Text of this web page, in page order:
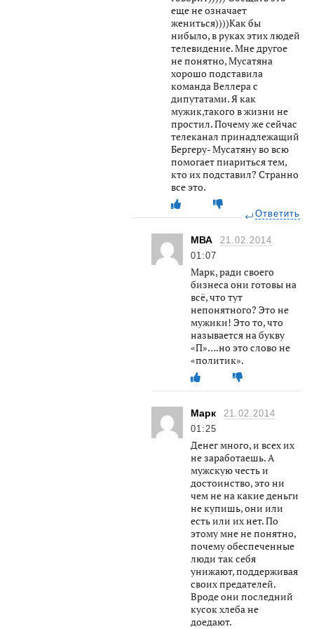
еще не означает
жениться))))Как бы
нибыло, в руках этих людей
телевидение. Мне другое
не понятно, Мусатяна
хорошо подставила
команда Веллера с
дипутатами. Я как
мужик,такого в жизни не
простил. Почему же сейчас
телеканал принадлежащий
Бергеру- Мусатяну во всю
помогает пиариться тем,
кто их подставил? Странно
все это.
Ответить
МВА
21.02.2014
01:07
Марк, ради своего
бизнеса они готовы на
всё, что тут
непонятного? Это не
мужики! Это то, что
называется на букву
«П»….но это слово не
«политик».
Марк
21.02.2014
01:25
Денег много, и всех их
не заработаешь. А
мужскую честь и
достоинство, это ни
чем не на какие деньги
не купишь, они или
есть или их нет. По
этому мне не понятно,
почему обеспеченные
люди так себя
унижают, поддерживая
своих предателей.
Вроде они последний
кусок хлеба не
доедают.